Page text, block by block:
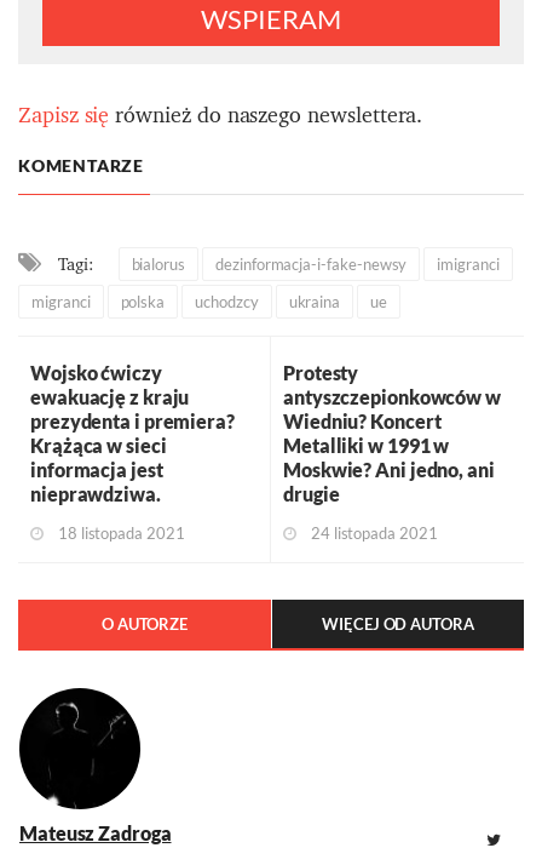
WSPIERAM
Zapisz sięrównież do naszego newslettera.
KOMENTARZE
Tagi: bialorus dezinformacja-i-fake-newsy
imigranci
migranci
polska uchodzcy ukraina ue
Wojsko ćwiczy
ewakuację z kraju
prezydenta i premiera?
Krążąca w sieci
informacja jest
nieprawdziwa.
18 listopada 2021
Protesty
antyszczepionkowców w
Wiedniu? Koncert
Metalliki w 1991 w
Moskwie? Ani jedno, ani
drugie
24 listopada 2021
O AUTORZE WIĘCEJ OD AUTORA
Mateusz Zadroga